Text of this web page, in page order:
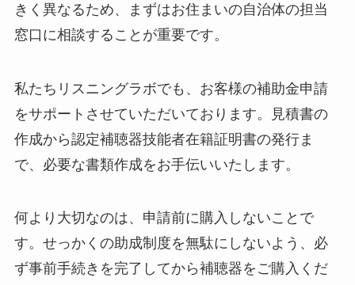
きく異なるため、まずはお住まいの自治体の担当
窓口に相談することが重要です。
私たちリスニングラボでも、お客様の補助金申請
をサポートさせていただいております。見積書の
作成から認定補聴器技能者在籍証明書の発行ま
で、必要な書類作成をお手伝いいたします。
何より大切なのは、申請前に購入しないことで
す。せっかくの助成制度を無駄にしないよう、必
ず事前手続きを完了してから補聴器をご購入くだ